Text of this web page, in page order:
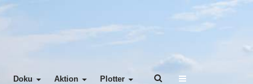
Doku Aktion Plotter